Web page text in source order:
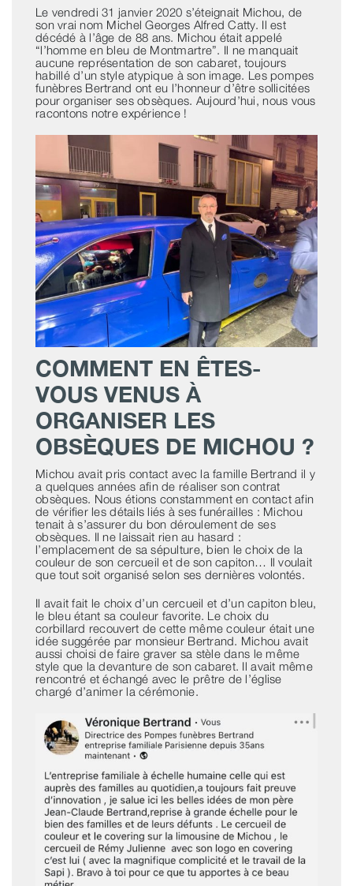
Le vendredi 31 janvier 2020 s’éteignait Michou, de
son vrai nom Michel Georges Alfred Catty. Il est
décédé à l’âge de 88 ans. Michou était appelé
“l’homme en bleu de Montmartre”. Il ne manquait
aucune représentation de son cabaret, toujours
habillé d’un style atypique à son image. Les pompes
funèbres Bertrand ont eu l’honneur d’être sollicitées
pour organiser ses obsèques. Aujourd’hui, nous vous
racontons notre expérience !
COMMENT EN ÊTES-
VOUS VENUS À
ORGANISER LES
OBSÈQUES DE MICHOU ?
Michou avait pris contact avec la famille Bertrand il y
a quelques années afin de réaliser son contrat
obsèques. Nous étions constamment en contact afin
de vérifier les détails liés à ses funérailles : Michou
tenait à s’assurer du bon déroulement de ses
obsèques. Il ne laissait rien au hasard :
l’emplacement de sa sépulture, bien le choix de la
couleur de son cercueil et de son capiton… Il voulait
que tout soit organisé selon ses dernières volontés.
Il avait fait le choix d’un cercueil et d’un capiton bleu,
le bleu étant sa couleur favorite. Le choix du
corbillard recouvert de cette même couleur était une
idée suggérée par monsieur Bertrand. Michou avait
aussi choisi de faire graver sa stèle dans le même
style que la devanture de son cabaret. Il avait même
rencontré et échangé avec le prêtre de l’église
chargé d’animer la cérémonie.